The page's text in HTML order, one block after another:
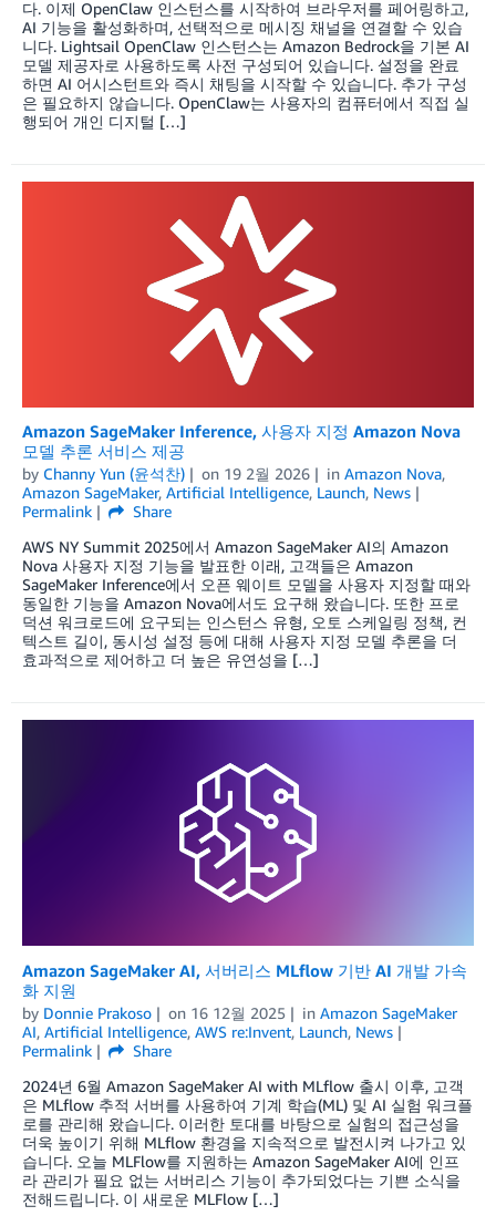
다. 이제 OpenClaw 인스턴스를 시작하여 브라우저를 페어링하고,
AI 기능을 활성화하며, 선택적으로 메시징 채널을 연결할 수 있습
니다. Lightsail OpenClaw 인스턴스는 Amazon Bedrock을 기본 AI
모델 제공자로 사용하도록 사전 구성되어 있습니다. 설정을 완료
하면 AI 어시스턴트와 즉시 채팅을 시작할 수 있습니다. 추가 구성
은 필요하지 않습니다. OpenClaw는 사용자의 컴퓨터에서 직접 실
행되어 개인 디지털 […]
Amazon SageMaker Inference, 사용자 지정 Amazon Nova
모델 추론 서비스 제공
by Channy Yun (윤석찬) on 19 2월 2026 in Amazon Nova,
Amazon SageMaker, Artificial Intelligence, Launch, News
Permalink
Share
AWS NY Summit 2025에서 Amazon SageMaker AI의 Amazon
Nova 사용자 지정 기능을 발표한 이래, 고객들은 Amazon
SageMaker Inference에서 오픈 웨이트 모델을 사용자 지정할 때와
동일한 기능을 Amazon Nova에서도 요구해 왔습니다. 또한 프로
덕션 워크로드에 요구되는 인스턴스 유형, 오토 스케일링 정책, 컨
텍스트 길이, 동시성 설정 등에 대해 사용자 지정 모델 추론을 더
효과적으로 제어하고 더 높은 유연성을 […]
Amazon SageMaker AI, 서버리스 MLflow 기반 AI 개발 가속
화 지원
by Donnie Prakoso on 16 12월 2025 in Amazon SageMaker
AI, Artificial Intelligence, AWS re:Invent, Launch, News
Permalink
Share
2024년 6월 Amazon SageMaker AI with MLflow 출시 이후, 고객
은 MLflow 추적 서버를 사용하여 기계 학습(ML) 및 AI 실험 워크플
로를 관리해 왔습니다. 이러한 토대를 바탕으로 실험의 접근성을
더욱 높이기 위해 MLflow 환경을 지속적으로 발전시켜 나가고 있
습니다. 오늘 MLFlow를 지원하는 Amazon SageMaker AI에 인프
라 관리가 필요 없는 서버리스 기능이 추가되었다는 기쁜 소식을
전해드립니다. 이 새로운 MLFlow […]